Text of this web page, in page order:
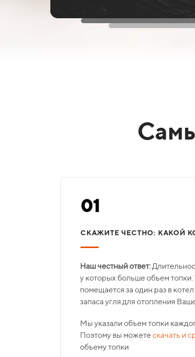
01
СКАЖИТЕ ЧЕСТНО: КАКОЙ
Наш честный ответ:
у которых больше объем топки.
помещается за один раз в
запаса угля для отопления
Мы указали объем топки
Поэтому вы можете скачать и
объему топки